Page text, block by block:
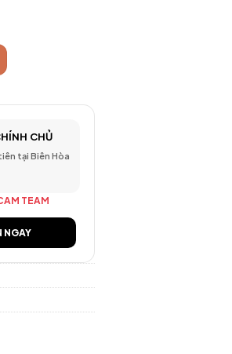
Ranger 2 3MP 2K - Xoay 360°, AI phát
CHỦ
tại Biên Hòa
TEAM
NGAY